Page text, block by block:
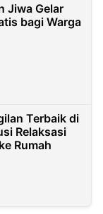
Jiwa Gelar
bagi Warga
Terbaik di
Relaksasi
Rumah